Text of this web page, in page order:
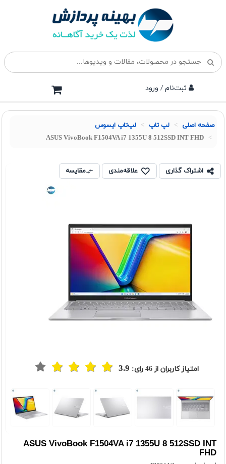
ثبت‌نام / ورود
صفحه اصلی لپ تاپ لپ‌تاپ ایسوس
ASUS VivoBook F1504VA i7 1355U 8 512SSD INT FHD
اشتراک گذاری علاقه‌مندی مقایسه
امتیاز کاربران از46 رای: 3.9
ASUS VivoBook F1504VA i7 1355U 8 512SSD INT
FHD